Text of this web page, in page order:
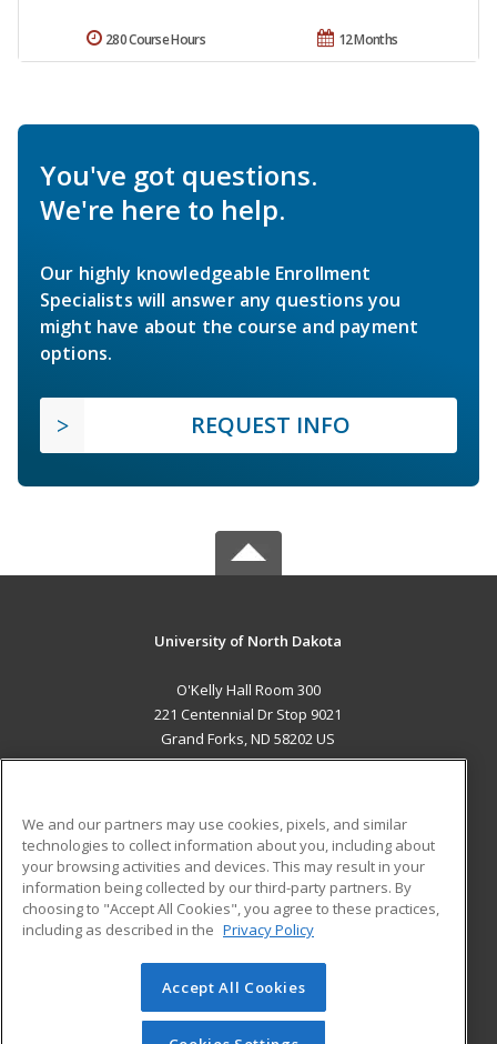
12 Months
280 Course Hours
You've got questions.
We're here to help.
Our highly knowledgeable Enrollment
Specialists will answer any questions you
might have about the course and payment
options.
REQUEST INFO
University of North Dakota
O'Kelly Hall Room 300
221 Centennial Dr Stop 9021
Grand Forks, ND 58202 US
ADDITIONAL RESOURCES
Military
Financial Assistance
Help
Student Blog
© 2026 ed2go, a division of Cengage Learning. All rights
reserved. The material on this site cannot be reproduced or
We and our partners may use cookies, pixels, and similar
technologies to collect information about you, including about
your browsing activities and devices. This may result in your
information being collected by our third-party partners. By
choosing to "Accept All Cookies", you agree to these practices,
including as described in the Privacy Policy
Accept All Cookies